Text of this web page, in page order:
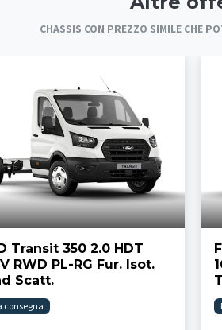
CHASSIS CON PREZZO SIMILE CHE
Transit 350 2.0 HDT
RWD PL-RG Fur. Isot.
Scatt.
consegna